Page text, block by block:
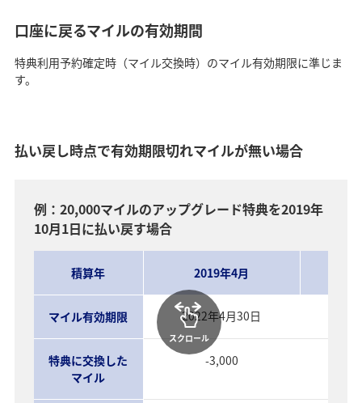
口座に戻るマイルの有効期間
特典利用予約確定時（マイル交換時）のマイル有効期限に準じま
す。
払い戻し時点で有効期限切れマイルが無い場合
例：20,000マイルのアップグレード特典を2019年
10月1日に払い戻す場合
積算年 2019年4月
マイル有効期限 2022年4月30日
特典に交換した
マイル
-3,000
スクロール